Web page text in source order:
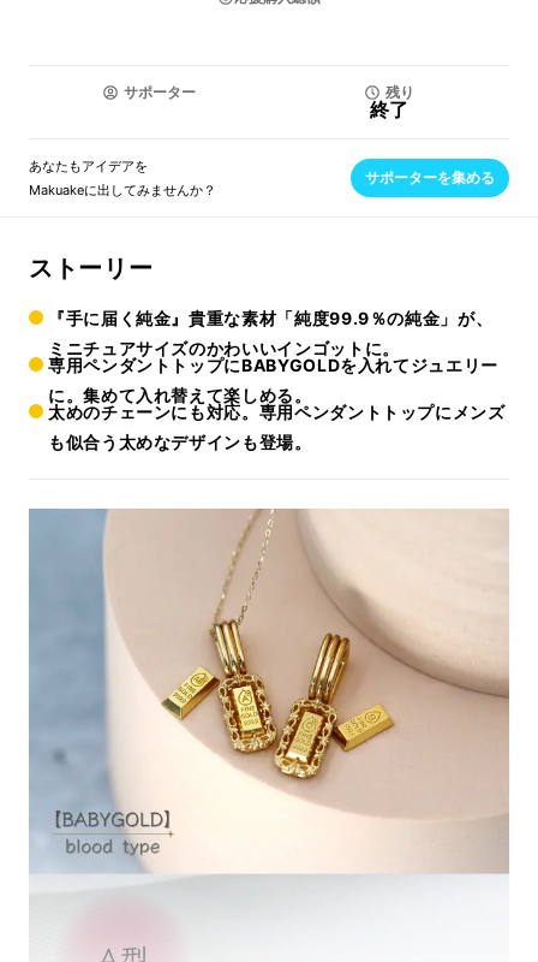
サポーター 残り
終了
あなたもアイデアを
Makuakeに出してみませんか？
サポーターを集める
ストーリー
『手に届く純金』貴重な素材「純度99.9％の純金」が、
ミニチュアサイズのかわいいインゴットに。
専用ペンダントトップにBABYGOLDを入れてジュエリー
に。集めて入れ替えて楽しめる。
太めのチェーンにも対応。専用ペンダントトップにメンズ
も似合う太めなデザインも登場。